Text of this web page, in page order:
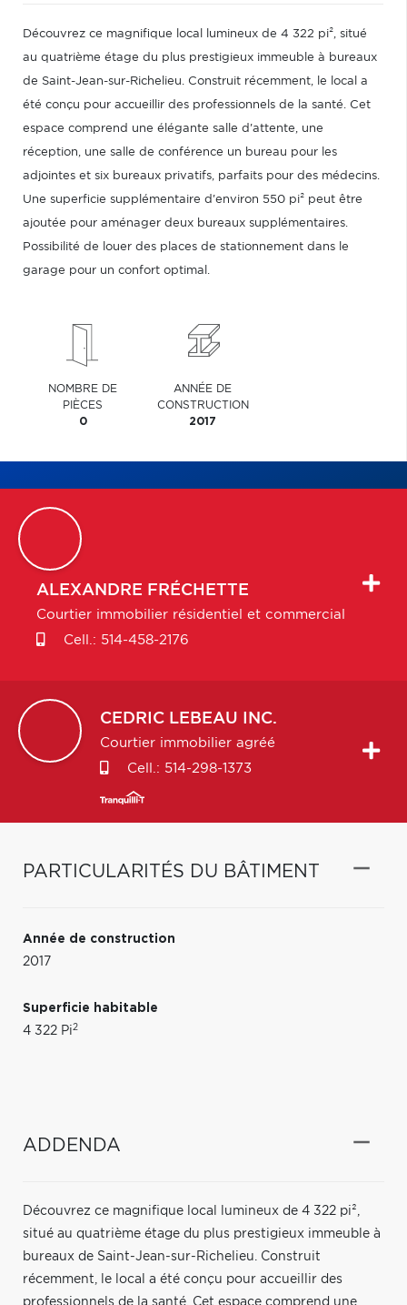
Découvrez ce magnifique local lumineux de 4 322 pi², situé
au quatrième étage du plus prestigieux immeuble à bureaux
de Saint-Jean-sur-Richelieu. Construit récemment, le local a
été conçu pour accueillir des professionnels de la santé. Cet
espace comprend une élégante salle d'attente, une
réception, une salle de conférence un bureau pour les
adjointes et six bureaux privatifs, parfaits pour des médecins.
Une superficie supplémentaire d'environ 550 pi² peut être
ajoutée pour aménager deux bureaux supplémentaires.
Possibilité de louer des places de stationnement dans le
garage pour un confort optimal.
NOMBRE DE
PIÈCES
0
ANNÉE DE
CONSTRUCTION
2017
ALEXANDRE FRÉCHETTE
Courtier immobilier résidentiel et commercial
Cell.: 514-458-2176
CEDRIC LEBEAU INC.
Courtier immobilier agréé
Cell.: 514-298-1373
PARTICULARITÉS DU BÂTIMENT
Année de construction
2017
Superficie habitable
4 322 Pi2
ADDENDA
Découvrez ce magnifique local lumineux de 4 322 pi²,
situé au quatrième étage du plus prestigieux immeuble à
bureaux de Saint-Jean-sur-Richelieu. Construit
récemment, le local a été conçu pour accueillir des
professionnels de la santé. Cet espace comprend une